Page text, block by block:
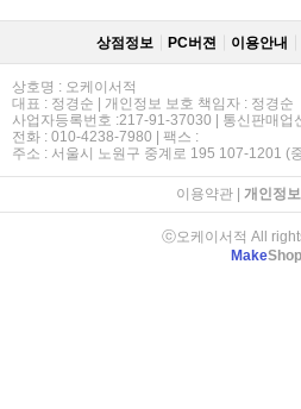
상점정보 PC버젼 이용안내
상호명 : 오케이서적
대표 : 정경순 | 개인정보 보호 책임자 : 정경순
사업자등록번호 :217-91-37030 | 통신판매
전화 : 010-4238-7980 | 팩스 :
주소 : 서울시 노원구 중계로 195 107-1201 (
이용약관| 개인정
ⓒ오케이서적 All
MakeShop